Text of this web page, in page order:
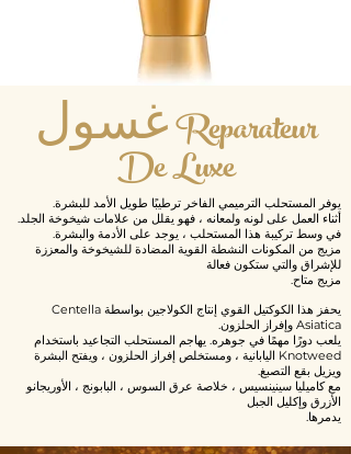
غسول Reparateur
De Luxe
يوفر المستحلب الترميمي الفاخر ترطيبًا طويل الأمد للبشرة.
أثناء العمل على لونه ولمعانه ، فهو يقلل من علامات شيخوخة الجلد.
في وسط تركيبة هذا المستحلب ، يوجد على الأدمة والبشرة.
مزيج من المكونات النشطة القوية المضادة للشيخوخة والمعززة
للإشراق والتي ستكون فعالة
مزيج متاح.
يحفز هذا الكوكتيل القوي إنتاج الكولاجين بواسطة Centella
Asiatica وإفراز الحلزون.
يلعب دورًا مهمًا في جوهره. يهاجم المستحلب التجاعيد باستخدام
Knotweed اليابانية ، ومستخلص إفراز الحلزون ، ويفتح البشرة
ويزيل بقع التصبغ.
مع كاميليا سينينسيس ، خلاصة عرق السوس ، البابونج ، الأوريجانو
الأزرق وإكليل الجبل
يدمرها.